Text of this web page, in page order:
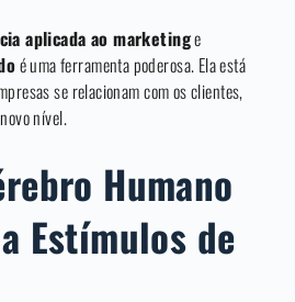
aplicada ao marketinge
é uma ferramenta poderosa. Ela está
se relacionam com os clientes,
nível.
Humano
Estímulos de